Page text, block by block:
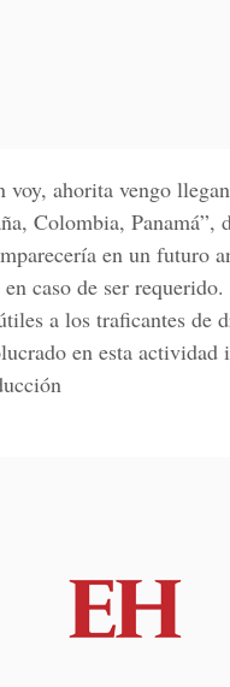
voy, ahorita vengo
Colombia, Panamá”,
en un futuro
en caso de ser
a los traficantes de
en esta actividad